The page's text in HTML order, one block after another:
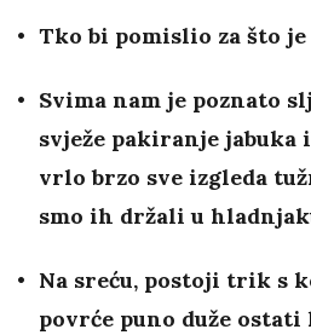
Tko bi pomislio za što je
Svima nam je poznato
svježe pakiranje
vrlo brzo sve izgleda
smo ih držali u
Na sreću, postoji trik s
povrće puno duže ostati